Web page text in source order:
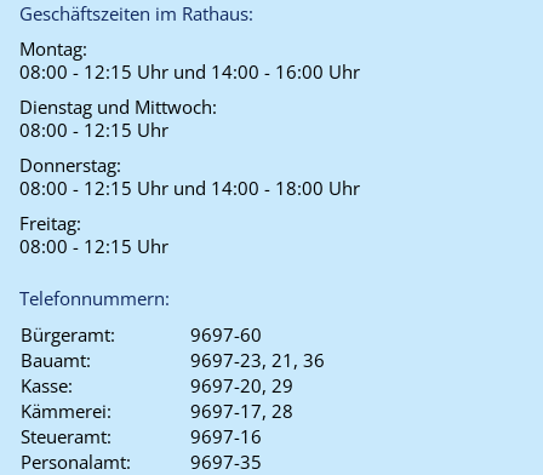
Geschäftszeiten im Rathaus:
Montag:
08:00 - 12:15 Uhr und 14:00 - 16:00 Uhr
Dienstag und Mittwoch:
08:00 - 12:15 Uhr
Donnerstag:
08:00 - 12:15 Uhr und 14:00 - 18:00 Uhr
Freitag:
08:00 - 12:15 Uhr
Telefonnummern:
Bürgeramt:
9697-60
Bauamt:
9697-23, 21, 36
Kasse:
9697-20, 29
Kämmerei:
9697-17, 28
Steueramt:
9697-16
Personalamt:
9697-35